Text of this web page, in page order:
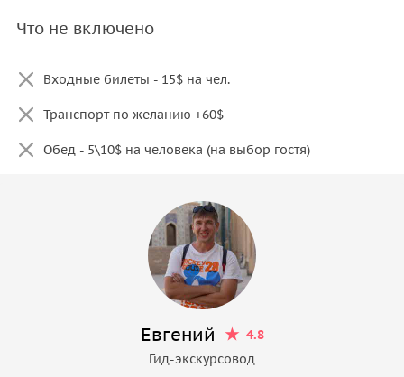
Что не включено
Входные билеты - 15$ на чел.
Транспорт по желанию +60$
Обед - 5\10$ на человека (на выбор гостя)
Евгений
4.8
Гид-экскурсовод